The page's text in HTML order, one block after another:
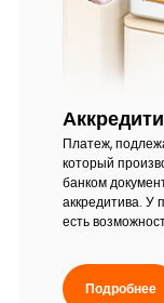
Платеж,
который
банком
аккредитива. У
есть
Подробнее